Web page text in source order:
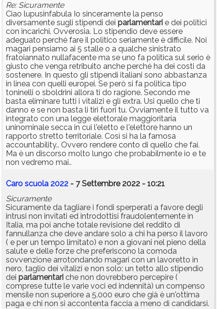
Re: Sicuramente
Ciao lupusinfabula Io sinceramente la penso
diversamente sugli stipendi dei parlamentari e dei politici
con incarichi. Ovverosia. Lo stipendio deve essere
adeguato perché fare il politico seriamente è difficile. Noi
magari pensiamo ai 5 stalle o a qualche sinistrato
fratoiannato nullafacente ma se uno fa politica sul serio è
giusto che venga retribuito anche perché ha dei costi da
sostenere. In questo gli stipendi italiani sono abbastanza
in linea con quelli europei. Se però si fa politica tipo
toninelli o sboldrini allora ti do ragione. Secondo me
basta eliminare tutti i vitalizi e gli extra. Usi quello che ti
danno e se non basta li tiri fuori tu. Ovviamente il tutto va
integrato con una legge elettorale maggioritaria
uninominale secca in cui l'eletto e l'elettore hanno un
rapporto stretto territoriale. Così si ha la famosa
accountability.. Ovvero rendere conto di quello che fai.
Ma è un discorso molto lungo che probabilmente io e te
non vedremo mai..
Caro scuola 2022 - 7 Settembre 2022 - 10:21
Sicuramente
Sicuramente da tagliare i fondi sperperati a favore degli
intrusi non invitati ed introdottisi fraudolentemente in
Italia, ma poi anche totale revisione del reddito di
fannullanza che deve andare solo a chi ha perso il lavoro
( e per un tempo limitato) e non a giovani nel pieno della
salute e delle forze che preferiscono la comoda
sovvenzione arrotondando magari con un lavoretto in
nero, taglio dei vitalizi e non solo: un tetto allo stipendio
dei parlamentari che non dovrebbero percepire (
comprese tutte le varie voci ed indennità) un compenso
mensile non superiore a 5.000 euro che già è un'ottima
paga e chi non si accontenta faccia a meno di candidarsi.